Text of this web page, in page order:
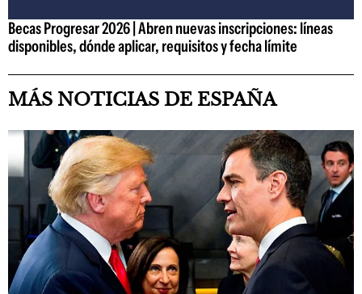
Becas Progresar 2026 | Abren nuevas inscripciones: líneas
disponibles, dónde aplicar, requisitos y fecha límite
MÁS NOTICIAS DE ESPAÑA